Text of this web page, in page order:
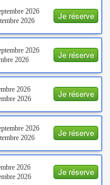
Je réserve
2026
2026
Je réserve
2026
2026
Je réserve
2026
2026
Je réserve
2026
2026
Je réserve
2026
2026